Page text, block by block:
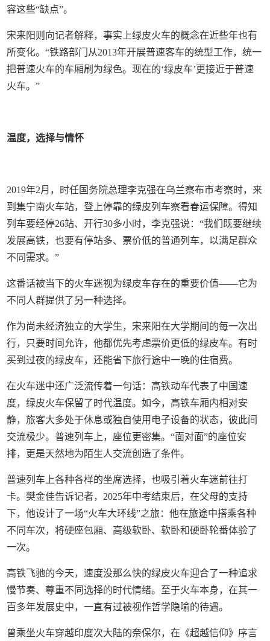
容这些“缺点”。
宋来阳则向记者解释，事实上绿皮火车的概念在近些年也有
所变化。“铁路部门从2013年开展普速客车的统型工作，统一
把普速火车的车厢刷为绿色。现在的‘绿皮车’更接近于普速
火车。”
温度，选择与情怀
2019年2月，时任国务院总理李克强在乌兰察布市考察时，来
到集宁南火车站，登上停靠的绿皮列车察看春运保障。得知
列车要经停26站、开行30多小时，李克强说：“我们既要继续
发展高铁，也要有停站多、票价低的普通列车，以满足群众
不同需求。”
这番话被当下的火车迷视为绿皮车存在的重要价值——它为
不同人群提供了另一种选择。
作为尚未经济独立的大学生，宋来阳在大学期间的每一次出
行，只要时间允许，他都优先考虑票价更低的绿皮车。有时
买到过夜的绿皮车，还能省下旅行途中一晚的住宿费。
在火车迷中还广泛流传着一句话：高铁动车代表了中国速
度，绿皮火车保留了时代温度。如今，高铁车厢内相对安
静，旅客大多处于休息或独自使用电子设备的状态，彼此间
交流极少。普速列车上，座位更密集。“面对面”的座位安
排，更是天然地为陌生人交流创造了条件。
普速列车上各种各样的坐席选择，也吸引着火车迷前往打
卡。樊金佳告诉记者，2025年中考结束后，在父母的支持
下，他设计了一场“火车大环线”之旅：他在旅途中搭乘各种
不同车次，将硬座包厢、高级软卧、软卧和硬卧轮番体验了
一次。
高铁飞驰的今天，速度没那么快的绿皮火车迎合了一种追求
慢节奏、尊重不同选择的时代情绪。至于火车本身，在其一
百多年发展史中，一直有过被视作哲学隐喻的待遇。
曾乘坐火车穿越印度次大陆的奈保尔，在《超越信仰》序言